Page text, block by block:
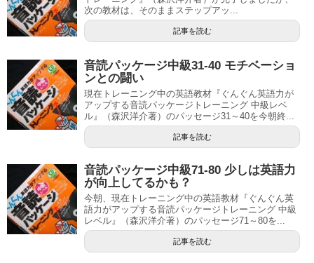
次の教材は、そのままステップアッ...
記事を読む
音読パッケージ中級31-40 モチベーショ
ンとの闘い
現在トレーニング中の英語教材『ぐんぐん英語力が
アップする音読パッケージトレーニング 中級レベ
ル』（森沢洋介著）のパッセージ31～40を今朝終...
記事を読む
音読パッケージ中級71-80 少しは英語力
が向上してるかも？
今朝、現在トレーニング中の英語教材『ぐんぐん英
語力がアップする音読パッケージトレーニング 中級
レベル』（森沢洋介著）のパッセージ71～80を...
記事を読む